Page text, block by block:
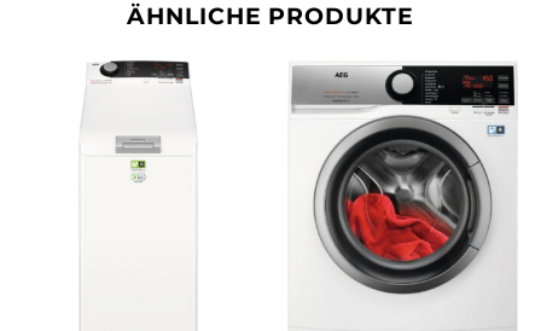
ÄHNLICHE PRODUKTE